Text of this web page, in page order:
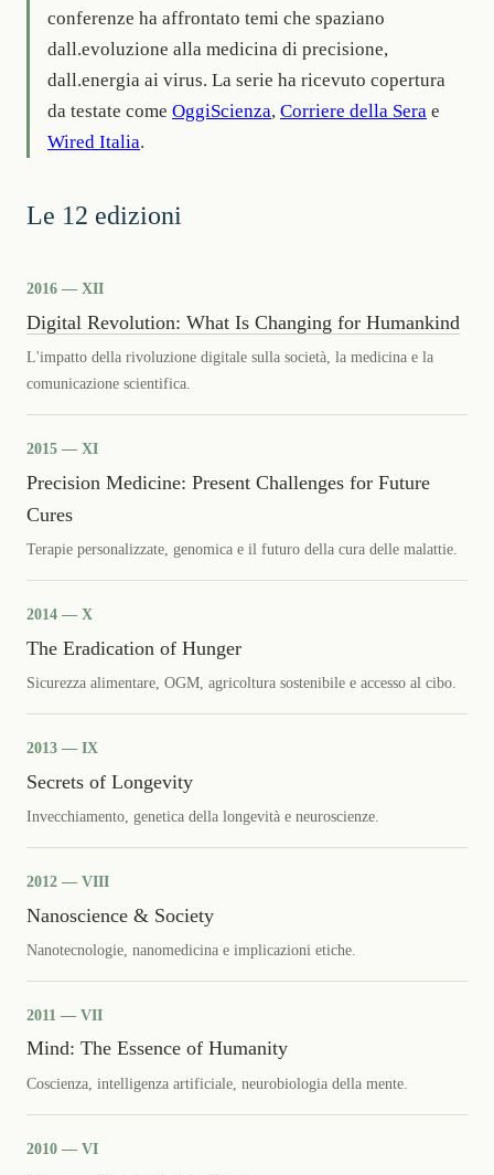
conferenze ha affrontato temi che spaziano
dall.evoluzione alla medicina di precisione,
dall.energia ai virus. La serie ha ricevuto copertura
da testate come OggiScienza, Corriere della Sera e
Wired Italia.
Le 12 edizioni
2016 — XII
Digital Revolution: What Is Changing for Humankind
L'impatto della rivoluzione digitale sulla società, la medicina e la
comunicazione scientifica.
2015 — XI
Precision Medicine: Present Challenges for Future
Cures
Terapie personalizzate, genomica e il futuro della cura delle malattie.
2014 — X
The Eradication of Hunger
Sicurezza alimentare, OGM, agricoltura sostenibile e accesso al cibo.
2013 — IX
Secrets of Longevity
Invecchiamento, genetica della longevità e neuroscienze.
2012 — VIII
Nanoscience & Society
Nanotecnologie, nanomedicina e implicazioni etiche.
2011 — VII
Mind: The Essence of Humanity
Coscienza, intelligenza artificiale, neurobiologia della mente.
2010 — VI